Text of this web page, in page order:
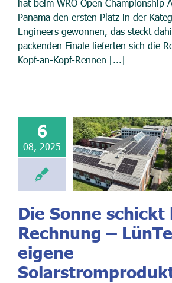
hat beim WRO Open Championship
Panama den ersten Platz in der
Engineers gewonnen, das steckt
packenden Finale lieferten sich die
Kopf-an-Kopf-Rennen [...]
6
08, 2025
Die Sonne schickt
Rechnung –
eigene